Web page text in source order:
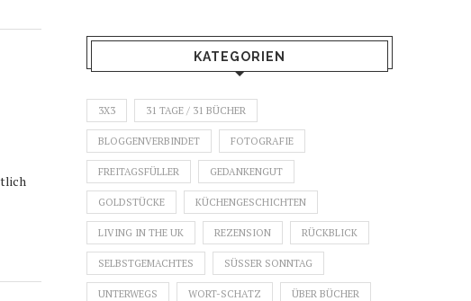
KATEGORIEN
3X3 31 TAGE / 31 BÜCHER
BLOGGENVERBINDET FOTOGRAFIE
FREITAGSFÜLLER GEDANKENGUT
GOLDSTÜCKE KÜCHENGESCHICHTEN
LIVING IN THE UK REZENSION RÜCKBLICK
SELBSTGEMACHTES SÜSSER SONNTAG
UNTERWEGS WORT-SCHATZ ÜBER BÜCHER